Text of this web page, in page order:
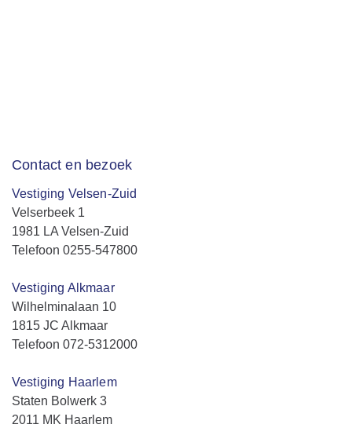
Contact en bezoek
Vestiging Velsen-Zuid
Velserbeek 1
1981 LA Velsen-Zuid
Telefoon 0255-547800
Vestiging Alkmaar
Wilhelminalaan 10
1815 JC Alkmaar
Telefoon 072-5312000
Vestiging Haarlem
Staten Bolwerk 3
2011 MK Haarlem